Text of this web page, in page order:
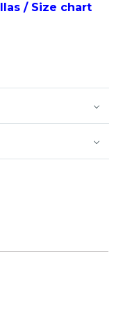
/ Size chart